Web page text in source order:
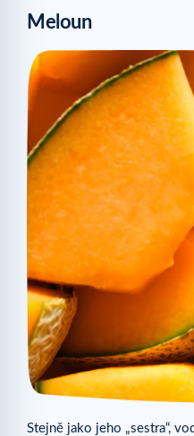
Meloun
Stejně jako jeho „sestra“,